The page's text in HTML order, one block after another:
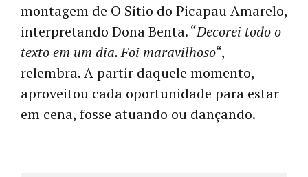
montagem de O Sítio do Picapau Amarelo,
interpretando Dona Benta. “Decorei todo o
texto em um dia. Foi maravilhoso“,
relembra. A partir daquele momento,
aproveitou cada oportunidade para estar
em cena, fosse atuando ou dançando.